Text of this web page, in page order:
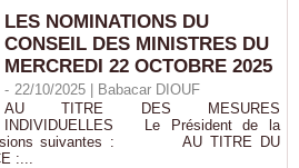
LES NOMINATIONS DU
CONSEIL DES MINISTRES DU
MERCREDI 22 OCTOBRE 2025
- 22/10/2025 |
Babacar DIOUF
AU TITRE DES MESURES
INDIVIDUELLES Le Président de la
suivantes : AU TITRE DU
:...